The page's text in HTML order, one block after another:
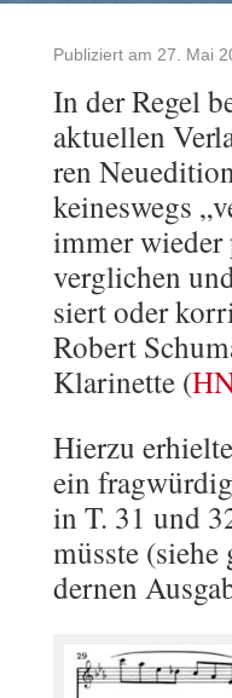
Publiziert am 27. Mai
In der Regel
ak­tu­el­len
ren
kei­nes­wegs
immer wie­der
ver­gli­chen
siert oder
Ro­bert
Kla­ri­net­te (
Hier­zu
ein
in T. 31 und
müss­te
der­nen